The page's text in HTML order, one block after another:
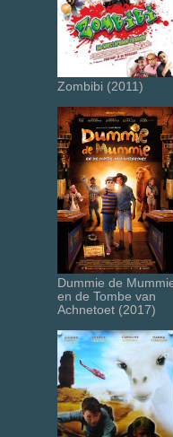
Zombibi (2011)
Dummie de
en de Tombe van
Achnetoet (2017)